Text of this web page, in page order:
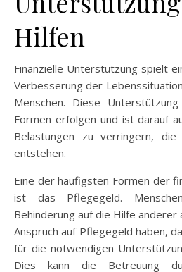
Hilfen
Finanzielle Unterstützung spielt
Verbesserung der
Menschen. Diese
Formen erfolgen und ist darauf
Belastungen zu verringern,
entstehen.
Eine der häufigsten Formen der
ist das Pflegegeld.
Behinderung auf die Hilfe anderer
Anspruch auf Pflegegeld haben,
für die notwendigen
Dies kann die Betreuung